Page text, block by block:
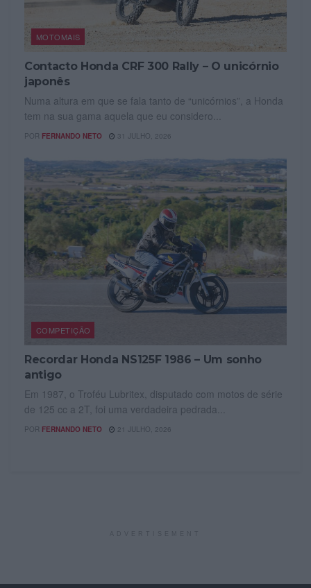
MOTOMAIS
Contacto Honda CRF 300 Rally – O unicórnio
japonês
Numa altura em que se fala tanto de “unicórnios”, a Honda
tem na sua gama aquela que eu considero...
POR FERNANDO NETO 31 JULHO, 2026
COMPETIÇÃO
Recordar Honda NS125F 1986 – Um sonho
antigo
Em 1987, o Troféu Lubritex, disputado com motos de série
de 125 cc a 2T, foi uma verdadeira pedrada...
POR FERNANDO NETO 21 JULHO, 2026